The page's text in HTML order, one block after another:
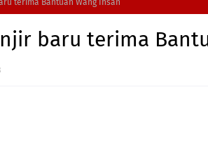
terima Bantuan Wang Ihsan
baru terima